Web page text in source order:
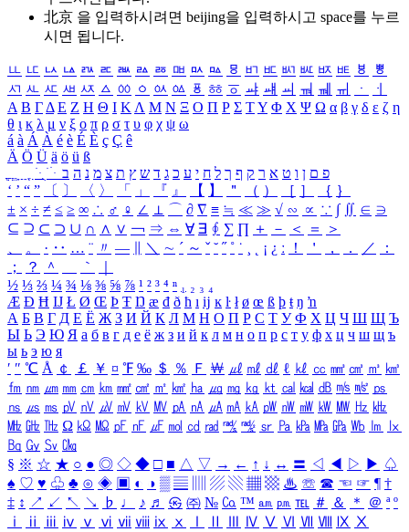
北京 을 입력하시려면 beijing을 입력하시고 space를 누르
시면 됩니다.
ㅥ ㅦ ㅧ ㅨ ㅩ ㅪ ㅫ ㅬ ㅭ ㅮ ㅯ ㅰ ㅱ ㅲ ㅳ ㅴ ㅵ ㅶ ㅷ ㅸ
ㅹ
ㅺ ㅻ ㅼ ㅽ ㅾ ㅿ ㆀ ㆁ ㆂ ㆃ ㆄ ㆅ ㆆ ㆇ ㆈ ㆉ ㆊ ㆋ ㆌ ㆍ
ㆎ
Α Β ΓΔ Ε Ζ Η Θ Ι ΚΛ Μ Ν Ξ Ο Π Ρ Σ ΤΥ Φ Χ Ψ Ω α β γ δ ε ζ η
θ ι κ λ μ ν ξ ο π ρ σ τ υ φ χ ψ ω
á à Á À é è É È ç Ç ê
Ä Ö Ü ä ö ü ß
ִֶֹ ֻּ ׁׂ פ ם ן ו ט א ר ק ף ך ל ח י ע כ ג ד ש ץ ת צ מ נ ה ב
‘ ’ “ ” 〔 〕 〈 〉 「 」 『 』 【 】 ＂ （ ） ［ ］ ｛ ｝
± × ÷ ≠ ≤ ≥ ∞ ∴ ♂ ♀ ∠ ⊥ ⌒ ∂ ∇ ≡ ≒ ≪ ≫ √ ∽ ∝ ∵ ∫ ∬ ∈ ∋
⊆ ⊇ ⊂ ⊃ ∪ ∩ ∧ ∨ ￢ ⇒ ⇔ ∀ ∃ ∮ ∑ ∏ ＋ － ＜ ＝
＞
、
。 · ‥ … ¨ 〃 ― ＼ ∼ ´ ～ ˇ ˘ ˝ ˚ ˙ ¸ ¡ ¿ ː ！ ＇ ， ． ／
：
；
？ ＾ ｀
½ ⅓ ⅔ ¼ ¾ ⅛ ⅜ ⅝ ⅞ ¹ ² ³ ⁴ ⁿ ₁ ₂ ₃ ₄
Æ Ð Ħ Ĳ Ł Ø Œ Þ Ŧ Ŋ æ đ ð ħ ı ĳ ĸ ŀ ł ø œ ß þ ŧ ŋ ŉ
А Б В Г Д Е Ё Ж З И Й К Л М Н О П Р С Т У Ф Х Ц Ч Ш Щ Ъ
Ы Ь Э Ю Я а б в г д е ё ж з и й к л м н о п р с т у ф х ц ч ш щ ъ
ы ь э ю я
′ ″ ℃ Å ￠ ￡ ￥ ¤ ℉ ‰ ＄ ％ Ｆ ￦ ㎕ ㎖ ㎗ ℓ ㎘ ㏄ ㎣ ㎤ ㎥ ㎦
㎙ ㎚ ㎛ ㎜ ㎝ ㎞ ㎟ ㎠ ㎡ ㎢ ㏊ ㎍ ㎎ ㎏ ㏏ ㎈ ㎉ ㏈ ㎧ ㎨ ㎰
㎱ ㎲ ㎳ ㎴ ㎵ ㎶ ㎷ ㎸ ㎹ ㎀ ㎁ ㎂ ㎃ ㎄ ㎺ ㎻ ㎽ ㎾ ㎿ ㎐ ㎑
㎒ ㎓ ㎔ Ω ㏀ ㏁ ㎊ ㎋ ㎌ ㏖ ㏅ ㎭ ㎮ ㎯ ㏛ ㎩ ㎪ ㎫ ㎬ ㏝ ㏐
㏓
㏃ ㏉ ㏜ ㏆
§ ※ ☆ ★ ○ ● ◎ ◇ ◆ □ ■ △ ▽ → ← ↑ ↓ ↔ 〓 ◁ ◀ ▷ ▶ ♤
♠ ♡ ♥ ♧ ♣ ⊙ ◈ ▣ ◐ ◑ ▒ ▤ ▨ ▧ ▦ ▩ ♨ ☏ ☎ ☜ ☞ ¶ †
‡ ↕ ↗ ↙ ↖ ↘ ♭ ♩ ♪ ♬ ㉿ ㈜ № ㏇ ™ ㏂ ㏘ ℡ ＃ ＆ ＊ ＠ ª º
ⅰ
ⅱ ⅲ ⅳ ⅴ ⅵ ⅶ ⅷ ⅸ ⅹ Ⅳ Ⅴ Ⅵ Ⅶ Ⅷ Ⅸ Ⅹ